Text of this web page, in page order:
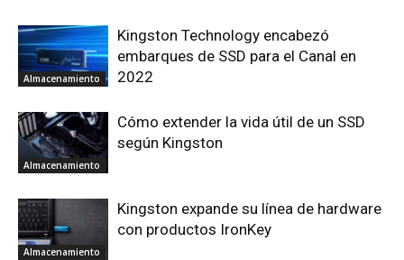
Almacenamiento
Kingston Technology encabezó
embarques de SSD para el Canal en
2022
Almacenamiento
Cómo extender la vida útil de un SSD
según Kingston
Almacenamiento
Kingston expande su línea de hardware
con productos IronKey